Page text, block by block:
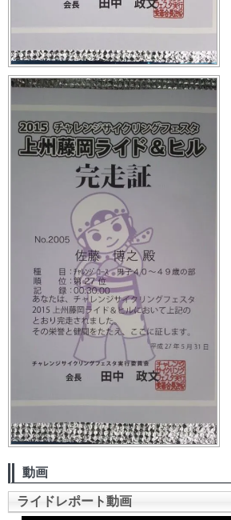
動画
ライドレポート動画